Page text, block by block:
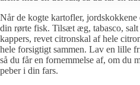
Når de kogte kartofler,
din rørte fisk. Tilsæt æg, tabasco,
kappers, revet citronskal af hele
hele forsigtigt sammen. Lav en lille
så du får en fornemmelse af, om du
peber i din fars.